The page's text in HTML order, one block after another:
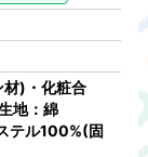
材)・化粧合
地：綿
テル100%(固